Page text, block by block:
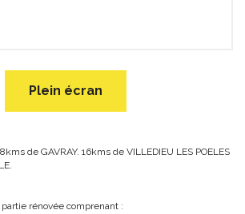
Plein écran
de GAVRAY. 16kms de VILLEDIEU LES POELES
rénovée comprenant :